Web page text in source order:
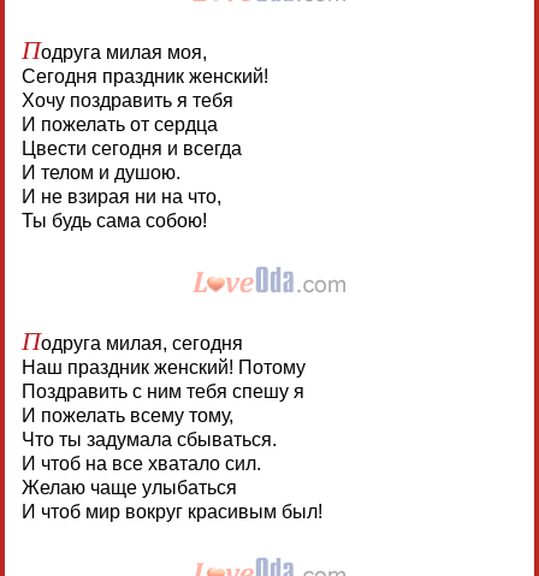
Подруга милая моя,
Сегодня праздник женский!
Хочу поздравить я тебя
И пожелать от сердца
Цвести сегодня и всегда
И телом и душою.
И не взирая ни на что,
Ты будь сама собою!
Подруга милая, сегодня
Наш праздник женский! Потому
Поздравить с ним тебя спешу я
И пожелать всему тому,
Что ты задумала сбываться.
И чтоб на все хватало сил.
Желаю чаще улыбаться
И чтоб мир вокруг красивым был!